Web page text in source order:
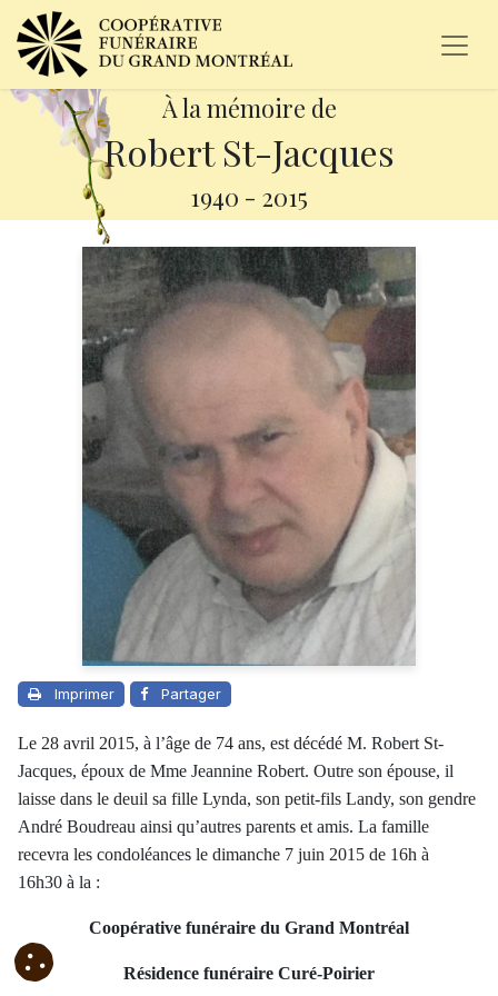
À la mémoire de
Robert St-Jacques
1940 - 2015
Imprimer Partager
Le 28 avril 2015, à l’âge de 74 ans, est décédé M. Robert St-
Jacques, époux de Mme Jeannine Robert. Outre son épouse, il
laisse dans le deuil sa fille Lynda, son petit-fils Landy, son gendre
André Boudreau ainsi qu’autres parents et amis. La famille
recevra les condoléances le dimanche 7 juin 2015 de 16h à
16h30 à la :
Coopérative funéraire du Grand Montréal
Résidence funéraire Curé-Poirier